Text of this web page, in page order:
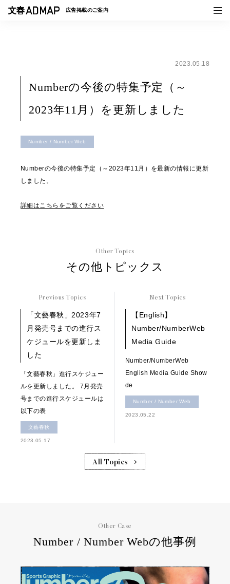
広告掲載のご案内
事例一覧
トピックス
2023.05.18
Numberの今後の特集予定（～
2023年11月）を更新しました
Number / Number Web
Numberの今後の特集予定（～2023年11月）を最新の情報に更新
しました。
詳細はこちらをご覧ください
Other Topics
その他トピックス
Previous Topics
「文藝春秋」2023年7
月発売号までの進行ス
ケジュールを更新しま
した
「文藝春秋」進行スケジュー
ルを更新しました。 7月発売
号までの進行スケジュールは
以下の表
文藝春秋
2023.05.17
Next Topics
【English】
Number/NumberWeb
Media Guide
Number/NumberWeb
English Media Guide Show
de
Number / Number Web
2023.05.22
All Topics
Other Case
Number / Number Webの他事例